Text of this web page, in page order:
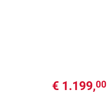
€ 1.199,00